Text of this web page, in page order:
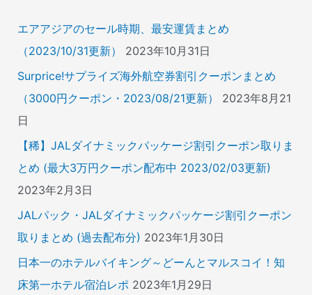
エアアジアのセール時期、最安運賃まとめ
（2023/10/31更新）
2023年10月31日
Surprice!サプライズ海外航空券割引クーポンまとめ
（3000円クーポン・2023/08/21更新）
2023年8月21
日
【稀】JALダイナミックパッケージ割引クーポン取りま
とめ (最大3万円クーポン配布中 2023/02/03更新)
2023年2月3日
JALパック・JALダイナミックパッケージ割引クーポン
取りまとめ (過去配布分) 2023年1月30日
日本一のホテルバイキング～どーんとマルスコイ！知
床第一ホテル宿泊レポ 2023年1月29日